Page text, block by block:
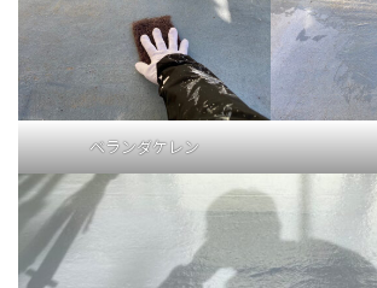
ベランダケレン